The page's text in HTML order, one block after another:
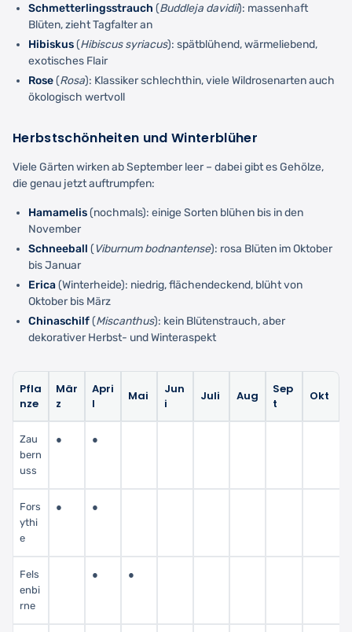
Schmetterlingsstrauch (Buddleja davidii): massenhaft
Blüten, zieht Tagfalter an
Hibiskus(Hibiscus syriacus): spätblühend, wärmeliebend,
exotisches Flair
Rose(Rosa): Klassiker schlechthin, viele Wildrosenarten auch
ökologisch wertvoll
Herbstschönheiten und Winterblüher
Viele Gärten wirken ab September leer – dabei gibt es Gehölze,
die genau jetzt auftrumpfen:
Hamamelis(nochmals): einige Sorten blühen bis in den
November
Schneeball (Viburnum bodnantense): rosa Blüten im Oktober
bis Januar
Erica(Winterheide): niedrig, flächendeckend, blüht von
Oktober bis März
Chinaschilf(Miscanthus): kein Blütenstrauch, aber
dekorativer Herbst- und Winteraspekt
Pfla
nze
Mär
z
Apri
l
Mai
Jun
i
Juli Aug
Sep
t
Okt
Zau
bern
uss
● ●
Fors
ythi
e
● ●
Fels
enbi
rne
● ●